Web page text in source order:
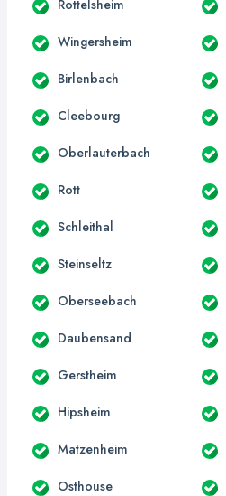
Rottelsheim
Wingersheim
Birlenbach
Cleebourg
Oberlauterbach
Rott
Schleithal
Steinseltz
Oberseebach
Daubensand
Gerstheim
Hipsheim
Matzenheim
Osthouse